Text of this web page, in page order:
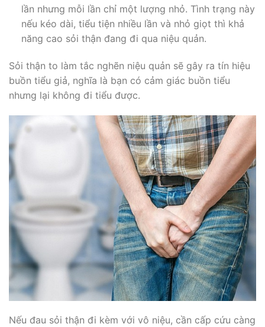
lần nhưng mỗi lần chỉ một lượng nhỏ. Tình trạng này
nếu kéo dài, tiểu tiện nhiều lần và nhỏ giọt thì khả
năng cao sỏi thận đang đi qua niệu quản.
Sỏi thận to làm tắc nghẽn niệu quản sẽ gây ra tín hiệu
buồn tiểu giả, nghĩa là bạn có cảm giác buồn tiểu
nhưng lại không đi tiểu được.
Nếu đau sỏi thận đi kèm với vô niệu, cần cấp cứu càng